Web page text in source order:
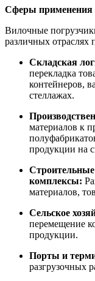
Сферы применения
Вилочные
различных
Складская
перекладка
контейнеров,
стеллажах.
материалов к
продукции на
комплексы:
материалов,
Сельское
перемещение
продукции.
Порты и
разгрузочных